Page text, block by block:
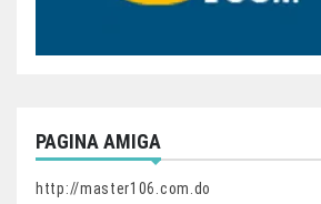
PAGINA AMIGA
http://master106.com.do